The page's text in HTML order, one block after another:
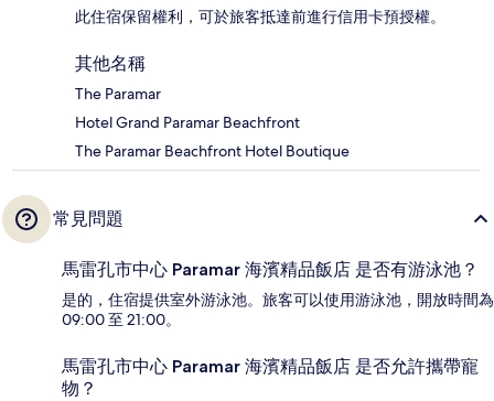
此住宿保留權利，可於旅客抵達前進行信用卡預授權。
其他名稱
The Paramar
Hotel Grand Paramar Beachfront
The Paramar Beachfront Hotel Boutique
常見問題
馬雷孔市中心 Paramar 海濱精品飯店 是否有游泳池？
是的，住宿提供室外游泳池。旅客可以使用游泳池，開放時間為
09:00 至 21:00。
馬雷孔市中心 Paramar 海濱精品飯店 是否允許攜帶寵
物？